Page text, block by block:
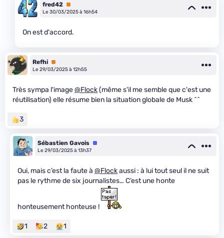
fred42 Premium
Le 30/03/2025 à 16h54
On est d'accord.
Refhi Premium
Le 29/03/2025 à 12h55
Très sympa l'image@Flock(même s'il me semble que c'est une
réutilisation) elle résume bien la situation globale de Musk ^^
3
Sébastien Gavois Équipe
Le 29/03/2025 à 13h37
Oui, mais c’est la faute à @Flockaussi : à lui tout seul il ne suit
pas le rythme de six journalistes… C’est une honte
honteusement honteuse !
1 2 1